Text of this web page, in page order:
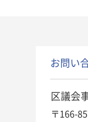
お問い
区議
〒166-